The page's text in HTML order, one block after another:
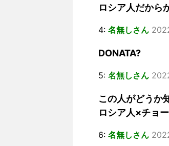
ロシア人だから
4: 名無しさん
DONATA?
5: 名無しさん
この人がどうか
ロシア人×チョ
6: 名無しさん